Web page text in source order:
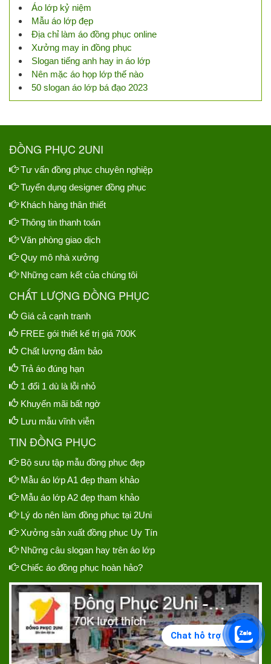
Áo lớp kỷ niệm
Mẫu áo lớp đẹp
Địa chỉ làm áo đồng phục online
Xưởng may in đồng phục
Slogan tiếng anh hay in áo lớp
Nên mặc áo họp lớp thế nào
50 slogan áo lớp bá đạo 2023
ĐỒNG PHỤC 2UNI
Tư vấn đồng phục chuyên nghiệp
Tuyển dụng designer đồng phục
Khách hàng thân thiết
Thông tin thanh toán
Văn phòng giao dịch
Quy mô nhà xưởng
Những cam kết của chúng tôi
CHẤT LƯỢNG ĐỒNG PHỤC
Giá cả cạnh tranh
FREE gói thiết kế trị giá 700K
Chất lượng đảm bảo
Trả áo đúng hạn
1 đổi 1 dù là lỗi nhỏ
Khuyến mãi bất ngờ
Lưu mẫu vĩnh viễn
TIN ĐỒNG PHỤC
Bộ sưu tập mẫu đồng phục đẹp
Mẫu áo lớp A1 đẹp tham khảo
Mẫu áo lớp A2 đẹp tham khảo
Lý do nên làm đồng phục tại 2Uni
Xưởng sản xuất đồng phục Uy Tín
Những câu slogan hay trên áo lớp
Chiếc áo đồng phục hoàn hảo?
Chat hỗ trợ